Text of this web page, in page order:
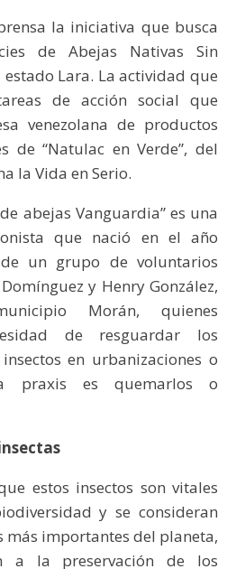
la iniciativa que busca
de Abejas Nativas Sin
estado Lara. La actividad que
de acción social que
venezolana de productos
de “Natulac en Verde”, del
la Vida en Serio.
abejas Vanguardia” es una
que nació en el año
un grupo de voluntarios
y Henry González,
Morán, quienes
de resguardar los
en urbanizaciones o
praxis es quemarlos o
estos insectos son vitales
y se consideran
más importantes del planeta,
a la preservación de los